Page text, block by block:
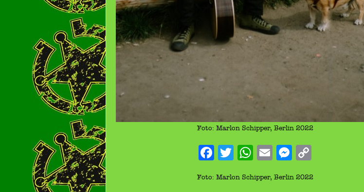
Foto: Marlon Schipper, Berlin 2022
Facebook
Twitter
WhatsApp
EmailMessenger
Foto: Marlon Schipper, Berlin 2022